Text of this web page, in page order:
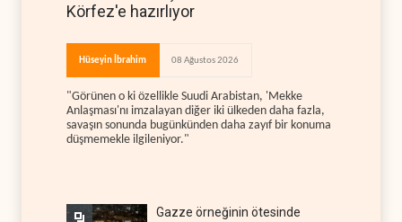
Körfez'e hazırlıyor
Hüseyin İbrahim 08 Ağustos 2026
"Görünen o ki özellikle Suudi Arabistan, 'Mekke
Anlaşması'nı imzalayan diğer iki ülkeden daha fazla,
savaşın sonunda bugünkünden daha zayıf bir konuma
düşmemekle ilgileniyor."
Gazze örneğinin ötesinde